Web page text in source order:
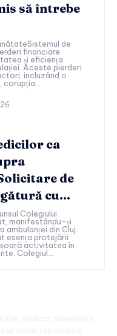
să întrebe
de
financiare
și eficiența
Aceste pierderi
incluzând o
corupția...
ca
de
cu…
Colegiului
manifestându-și
ambulanței din Cluj.
esența protejării
activitatea în
Colegiul...